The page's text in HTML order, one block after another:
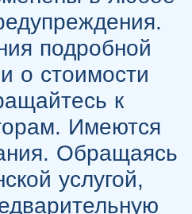
подробной
о стоимости
к
Имеются
Обращаясь
услугой,